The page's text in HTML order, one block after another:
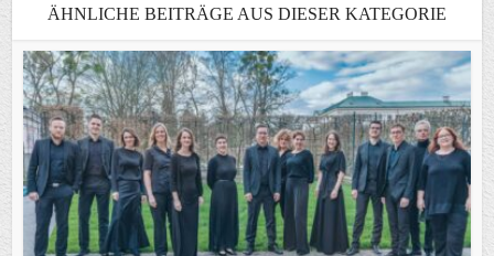
ÄHNLICHE BEITRÄGE AUS DIESER KATEGORIE